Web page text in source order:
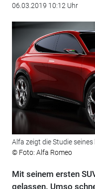
06.03.2019 10:12 Uhr
Alfa zeigt die Studie seines
© Foto: Alfa Romeo
Mit seinem ersten
gelassen. Umso